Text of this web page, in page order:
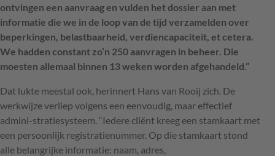
ontvingen een aanvraag en vulden het dossier aan met
informatie die we in de loop van de tijd verzamelden over
beperkingen, belastbaarheid, verdiencapaciteit, et cetera.
We hadden constant zo’n 250 aanvragen in beheer. Die
moesten allemaal binnen 13 weken worden afgehandeld.”
Dat lukte meestal ook, herinnert Hans van Rooij zich. De
werkwijze verliep volgens een eenvoudig, maar effectief
admini-stratiesysteem. “Iedere cliënt kreeg een stamkaart met
een persoonlijk registratienummer. Op die stamkaart stond
alle belangrijke informatie: naam, adres,